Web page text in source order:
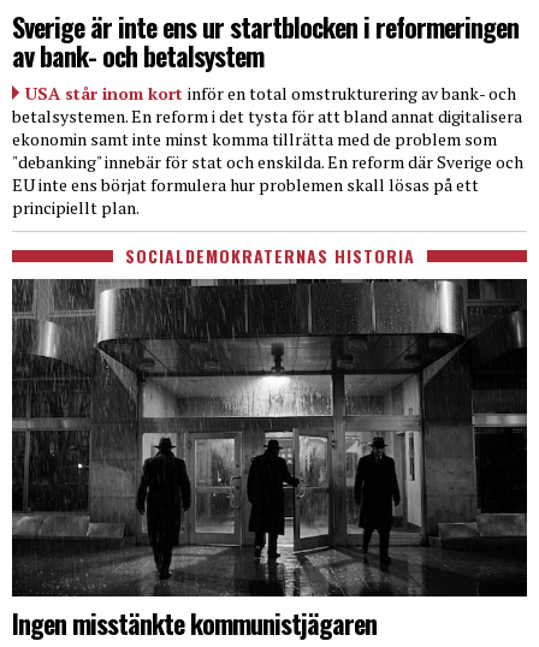
Sverige är inte ens ur startblocken i reformeringen
av bank- och betalsystem
USA står inom kort inför en total omstrukturering av bank- och
betalsystemen. En reform i det tysta för att bland annat digitalisera
ekonomin samt inte minst komma tillrätta med de problem som
"debanking" innebär för stat och enskilda. En reform där Sverige och
EU inte ens börjat formulera hur problemen skall lösas på ett
principiellt plan.
SOCIALDEMOKRATERNAS HISTORIA
Ingen misstänkte kommunistjägaren